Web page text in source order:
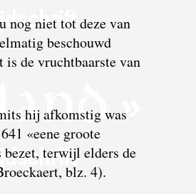
nog niet tot deze van
beschouwd
de vruchtbaarste van
hij afkomstig was
«eene groote
bezet, terwijl elders de
blz. 4).